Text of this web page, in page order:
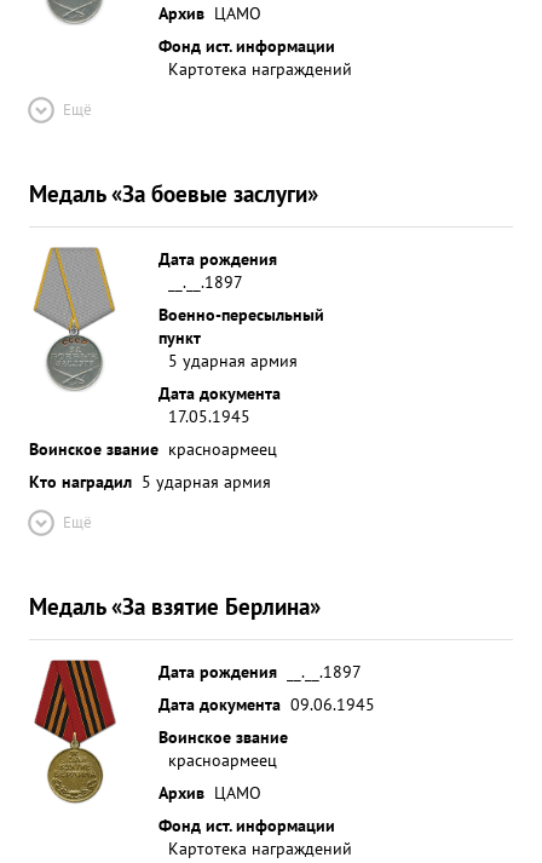
Архив ЦАМО
Фонд ист. информации
Картотека награждений
Ещё
Медаль «За боевые заслуги»
Дата рождения
__.__.1897
Военно-пересыльный
пункт
5 ударная армия
Дата документа
17.05.1945
Воинское звание красноармеец
Кто наградил 5 ударная армия
Ещё
Медаль «За взятие Берлина»
Дата рождения
__.__.1897
Дата документа 09.06.1945
Воинское звание
красноармеец
Архив ЦАМО
Фонд ист. информации
Картотека награждений